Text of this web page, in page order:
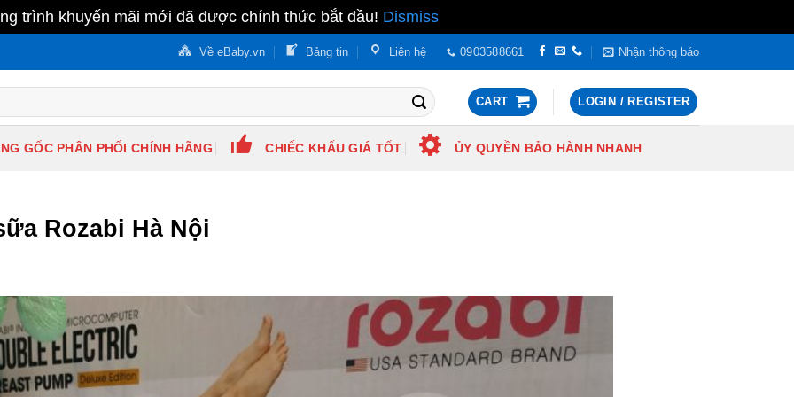
trình khuyến mãi mới đã được chính thức bắt đầu! Dismiss
Về eBaby.vn Bảng tin Liên hệ 0903588661 Nhận thông báo
CART LOGIN / REGISTER
GỐC PHÂN PHỐI CHÍNH HÃNG CHIẾC KHẤU GIÁ TỐT ỦY QUYỀN BẢO HÀNH NHANH
Rozabi Hà Nội